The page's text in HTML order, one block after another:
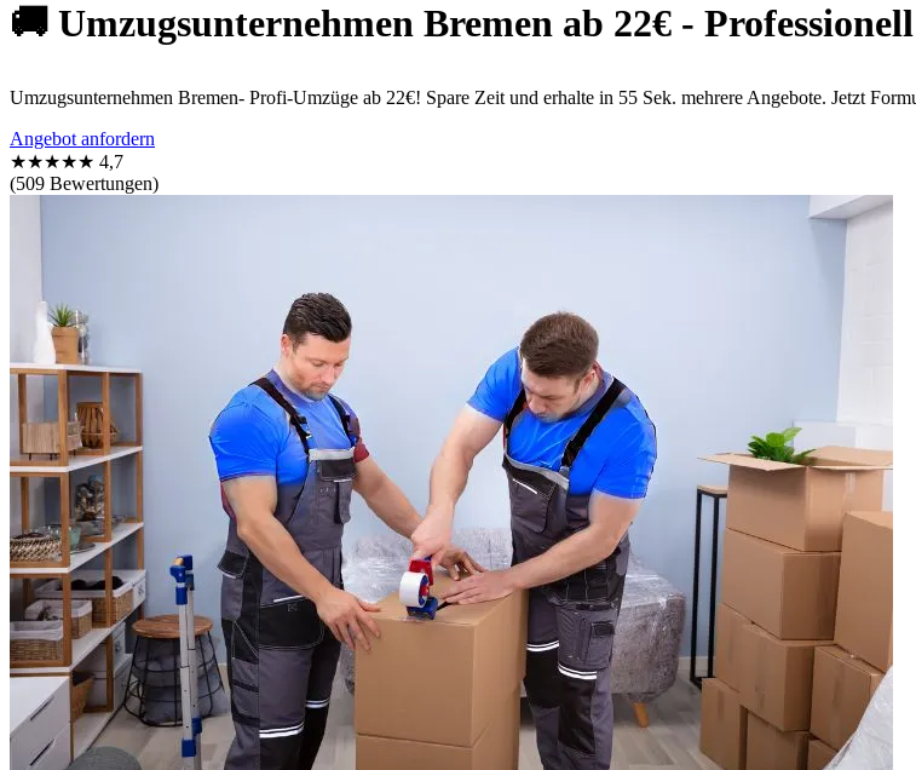
🚚 Umzugsunternehmen Bremen ab 22€ -
Umzugsunternehmen Bremen- Profi-Umzüge ab 22€! Spare Zeit und erhalte in 55 Sek. mehrere Angebote. Jetzt
Angebot anfordern
★★★★★ 4,7
(509 Bewertungen)